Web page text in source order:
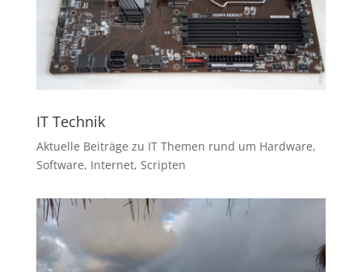
IT Technik
Aktuelle Beiträge zu IT Themen rund um Hardware,
Software, Internet, Scripten